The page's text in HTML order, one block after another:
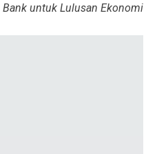
untuk Lulusan Ekonomi